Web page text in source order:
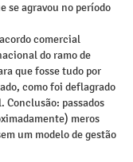
se agravou no período
comercial
do ramo de
que fosse tudo por
como foi deflagrado
Conclusão: passados
meros
um modelo de gestão